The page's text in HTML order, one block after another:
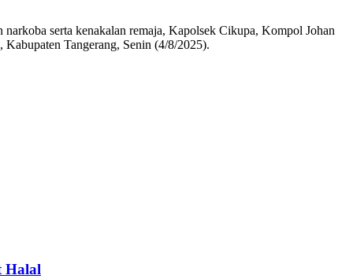
serta kenakalan remaja, Kapolsek Cikupa, Kompol Johan
Tangerang, Senin (4/8/2025).
Halal